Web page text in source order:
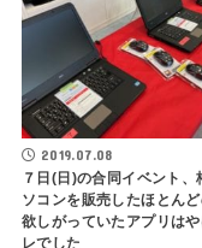
2019.07.08
７日(日)の合同イベント、
ソコンを販売したほとん
欲しがっていたアプリは
レでした